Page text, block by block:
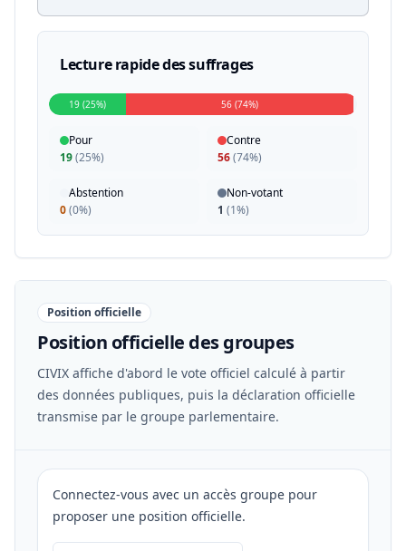
Lecture rapide des suffrages
19 (25%) 56 (74%)
Pour
19(25%)
Contre
56(74%)
Abstention
0(0%)
Non-votant
1 (1%)
Position officielle
Position officielle des groupes
CIVIX affiche d'abord le vote officiel calculé à partir
des données publiques, puis la déclaration officielle
transmise par le groupe parlementaire.
Connectez-vous avec un accès groupe pour
proposer une position officielle.